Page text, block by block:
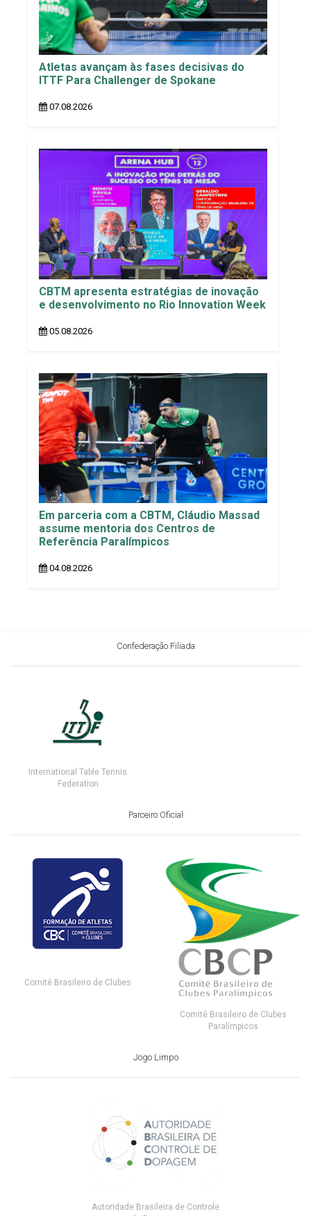
Atletas avançam às fases decisivas do
ITTF Para Challenger de Spokane
07.08.2026
CBTM apresenta estratégias de inovação
e desenvolvimento no Rio Innovation Week
05.08.2026
Em parceria com a CBTM, Cláudio Massad
assume mentoria dos Centros de
Referência Paralímpicos
04.08.2026
Confederação Filiada
International Table Tennis
Federation
Parceiro Oficial
Comitê Brasileiro de Clubes
Comitê Brasileiro de Clubes
Paralímpicos
Jogo Limpo
Autoridade Brasileira de Controle